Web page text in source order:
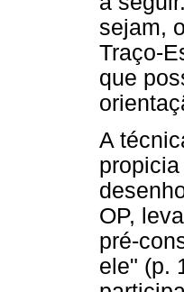
sejam,
Traço-
que
A
OP,
pré-
ele" (p.